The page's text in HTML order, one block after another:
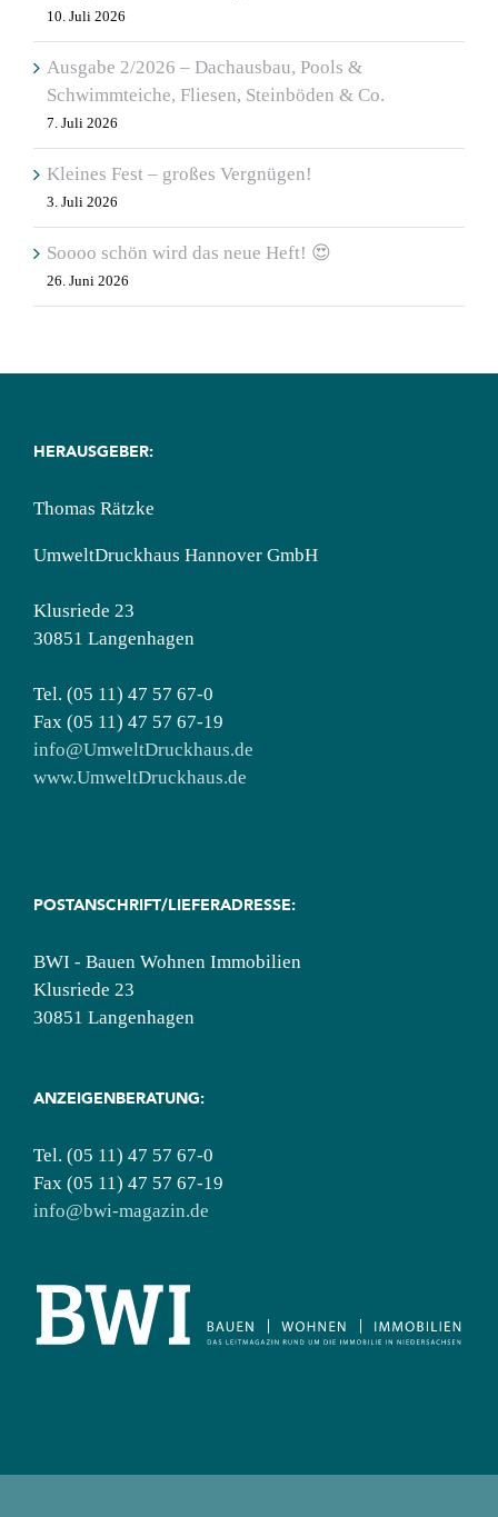
10. Juli 2026
Ausgabe 2/2026 – Dachausbau, Pools &
Schwimmteiche, Fliesen, Steinböden & Co.
7. Juli 2026
Kleines Fest – großes Vergnügen!
3. Juli 2026
Soooo schön wird das neue Heft! 😍
26. Juni 2026
HERAUSGEBER:
Thomas Rätzke
UmweltDruckhaus Hannover GmbH
Klusriede 23
30851 Langenhagen
Tel. (05 11) 47 57 67-0
Fax (05 11) 47 57 67-19
info@UmweltDruckhaus.de
www.UmweltDruckhaus.de
POSTANSCHRIFT/LIEFERADRESSE:
BWI - Bauen Wohnen Immobilien
Klusriede 23
30851 Langenhagen
ANZEIGENBERATUNG:
Tel. (05 11) 47 57 67-0
Fax (05 11) 47 57 67-19
info@bwi-magazin.de